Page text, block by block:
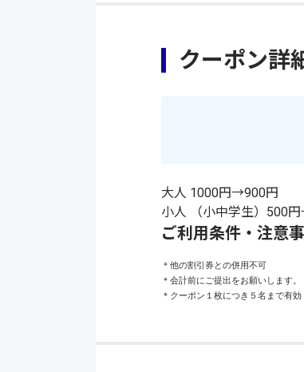
クーポン詳
大人 1000円→900円
小人 （小中学生）500
ご利用条件・注意
＊他の割引券との併用不可
＊会計前にご提出をお願いします。
＊クーポン１枚につき５名まで有効